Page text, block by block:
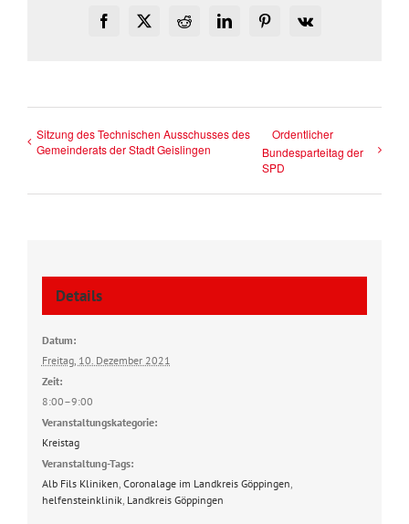
Facebook
X RedditLinkedInPinterest
Vk
Sitzung des Technischen Ausschusses des
Gemeinderats der Stadt Geislingen
Ordentlicher
Bundesparteitag der
SPD
Details
Datum:
Freitag, 10. Dezember 2021
Zeit:
8:00–9:00
Veranstaltungskategorie:
Kreistag
Veranstaltung-Tags:
Alb Fils Kliniken Coronalage im Landkreis Göppingen
helfensteinklinik Landkreis Göppingen